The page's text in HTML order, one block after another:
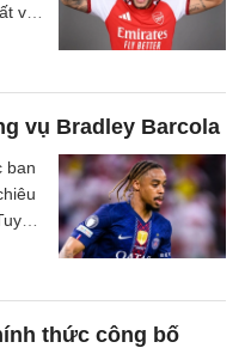
vụ
vụ Bradley Barcola
ban
thức công bố